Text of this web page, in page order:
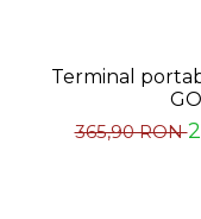
Terminal
365,90 RON